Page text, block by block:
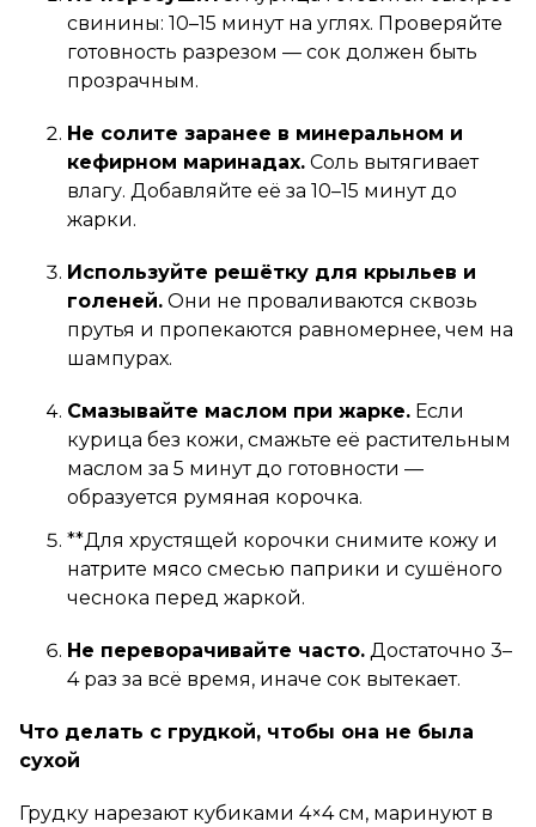
свинины: 10–15 минут на углях. Проверяйте
готовность разрезом — сок должен быть
прозрачным.
Не солите заранее в минеральном и
кефирном маринадах. Соль вытягивает
влагу. Добавляйте её за 10–15 минут до
жарки.
Используйте решётку для крыльев и
голеней. Они не проваливаются сквозь
прутья и пропекаются равномернее, чем на
шампурах.
Смазывайте маслом при жарке. Если
курица без кожи, смажьте её растительным
маслом за 5 минут до готовности —
образуется румяная корочка.
**Для хрустящей корочки снимите кожу и
натрите мясо смесью паприки и сушёного
чеснока перед жаркой.
Не переворачивайте часто. Достаточно 3–
4 раз за всё время, иначе сок вытекает.
Что делать с грудкой, чтобы она не была
сухой
Грудку нарезают кубиками 4×4 см, маринуют в